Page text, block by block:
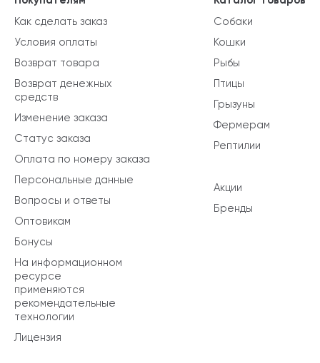
Собаки
Кошки
Рыбы
Птицы
Грызуны
Фермерам
Рептилии
Акции
Бренды
Как сделать заказ
Условия оплаты
Возврат товара
Возврат денежных
средств
Изменение заказа
Статус заказа
Оплата по номеру заказа
Персональные данные
Вопросы и ответы
Оптовикам
Бонусы
На информационном
ресурсе
применяются
рекомендательные
технологии
Лицензия